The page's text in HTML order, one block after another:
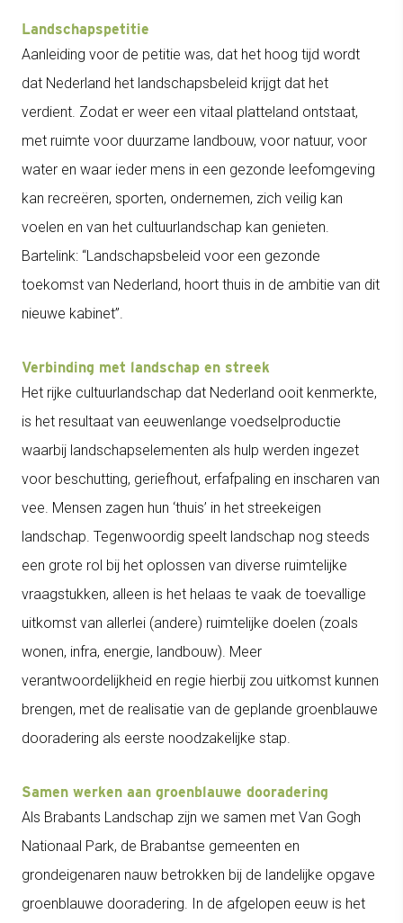
Landschapspetitie
Aanleiding voor de petitie was, dat het hoog tijd wordt
dat Nederland het landschapsbeleid krijgt dat het
verdient. Zodat er weer een vitaal platteland ontstaat,
met ruimte voor duurzame landbouw, voor natuur, voor
water en waar ieder mens in een gezonde leefomgeving
kan recreëren, sporten, ondernemen, zich veilig kan
voelen en van het cultuurlandschap kan genieten.
Bartelink: “Landschapsbeleid voor een gezonde
toekomst van Nederland, hoort thuis in de ambitie van dit
nieuwe kabinet”.
Verbinding met landschap en streek
Het rijke cultuurlandschap dat Nederland ooit kenmerkte,
is het resultaat van eeuwenlange voedselproductie
waarbij landschapselementen als hulp werden ingezet
voor beschutting, geriefhout, erfafpaling en inscharen van
vee. Mensen zagen hun ‘thuis’ in het streekeigen
landschap. Tegenwoordig speelt landschap nog steeds
een grote rol bij het oplossen van diverse ruimtelijke
vraagstukken, alleen is het helaas te vaak de toevallige
uitkomst van allerlei (andere) ruimtelijke doelen (zoals
wonen, infra, energie, landbouw). Meer
verantwoordelijkheid en regie hierbij zou uitkomst kunnen
brengen, met de realisatie van de geplande groenblauwe
dooradering als eerste noodzakelijke stap.
Samen werken aan groenblauwe dooradering
Als Brabants Landschap zijn we samen met Van Gogh
Nationaal Park, de Brabantse gemeenten en
grondeigenaren nauw betrokken bij de landelijke opgave
groenblauwe dooradering. In de afgelopen eeuw is het